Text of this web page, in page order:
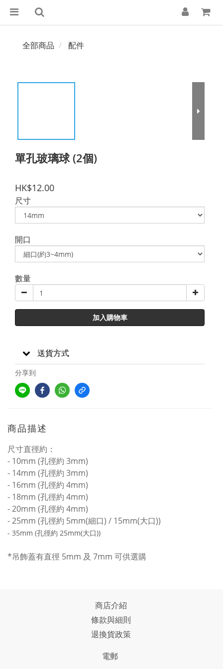
全部商品 配件
單孔玻璃球 (2個)
HK$12.00
尺寸
開口
數量
加入購物車
送貨方式
分享到
商品描述
尺寸直徑約：
- 10mm (孔徑約 3mm)
- 14mm (孔徑約 3mm)
- 16mm (孔徑約 4mm)
- 18mm (孔徑約 4mm)
- 20mm (孔徑約 4mm)
- 25mm (孔徑約 5mm(細口) / 15mm(大口))
- 35mm (孔徑約 25mm(大口))
*吊飾蓋有直徑 5mm 及 7mm 可供選購
商店介紹
條款與細則
退換貨政策
電郵